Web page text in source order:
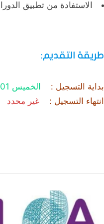
الاستفادة من تطبيق
طريقة التقديم:
بداية التسجيل :
الخميس 2020/10/01هـ
انتهاء التسجيل :
غير محدد
ابها,الاحساء,الباحة,الجبيل,
مكة المكرمة,نجران,وظائف للنساء
برنامج تأهيلي بشركة المياة,